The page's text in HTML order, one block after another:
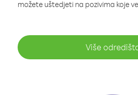
možete uštedjeti na pozivima koje
Više